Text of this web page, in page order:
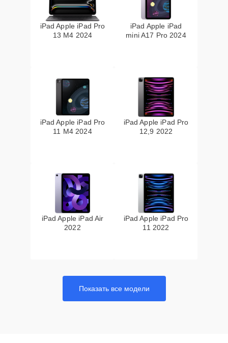
iPad Apple iPad Pro
13 M4 2024
iPad Apple iPad
mini A17 Pro 2024
iPad Apple iPad Pro
11 M4 2024
iPad Apple iPad Pro
12,9 2022
iPad Apple iPad Air
2022
iPad Apple iPad Pro
11 2022
Показать все модели